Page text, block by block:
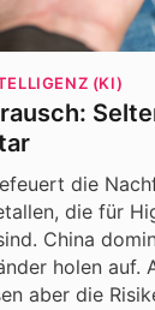
(KI)
die
die für
China
holen auf.
aber die